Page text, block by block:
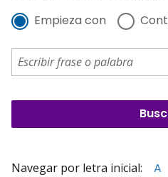
Empieza con
Navegar por letra inicial: A